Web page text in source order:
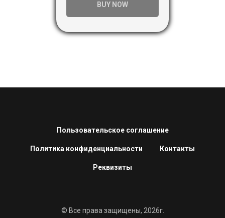
BUY NOW
Пользовательское соглашение
Политика конфиденциальности Контакты
Реквизиты
© Все права защищены, 2026г.